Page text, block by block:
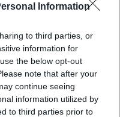
Information
to third parties, or
information for
the below opt-out
note that after your
continue seeing
information utilized by
to third parties prior to